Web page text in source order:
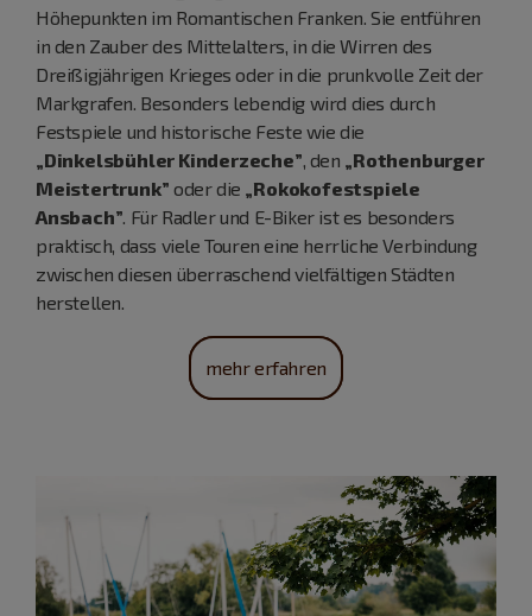
Höhepunkten im Romantischen Franken. Sie entführen
in den Zauber des Mittelalters, in die Wirren des
Dreißigjährigen Krieges oder in die prunkvolle Zeit der
Markgrafen. Besonders lebendig wird dies durch
Festspiele und historische Feste wie die
„Dinkelsbühler Kinderzeche” , den
„Rothenburger
Meistertrunk” oder die
„Rokokofestspiele
Ansbach” . Für Radler und E-Biker ist es besonders
praktisch, dass viele Touren eine herrliche Verbindung
zwischen diesen überraschend vielfältigen Städten
herstellen.
mehr erfahren